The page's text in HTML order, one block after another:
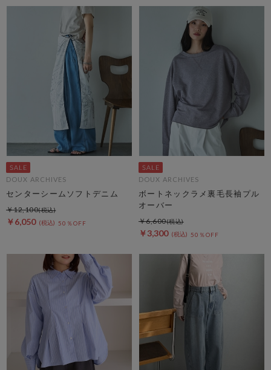
DOUX ARCHIVES
センターシームソフトデニム
￥6,050 50％OFF
￥12,100
DOUX ARCHIVES
ボートネックラメ裏毛長袖プル
オーバー
￥3,300 50％OFF
￥6,600